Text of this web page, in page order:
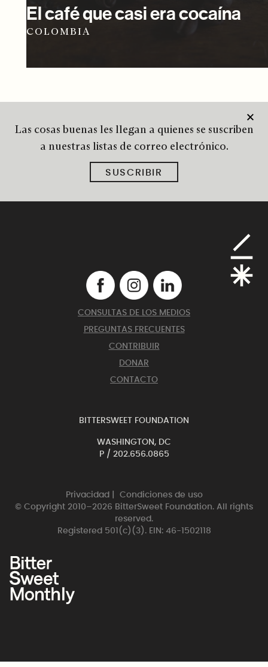
El café que casi era cocaína
COLOMBIA
Las cosas buenas les llegan a quienes se suscriben
a nuestras listas de correo electrónico.
SUSCRIBIR
CONSULTAS DE LOS MEDIOS
PREGUNTAS FRECUENTES
CONTRIBUIR
DONAR
CONTACTO
BITTERSWEET FOUNDATION
WASHINGTON, DC
P / 202.656.0865
Privacidad
Condiciones de uso
© Copyright 2010–2026 BitterSweet Foundation. All rights
reserved.
Registered 501(c)(3). EIN: 46-1502118